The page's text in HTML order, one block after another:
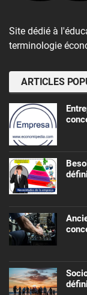
Site dédié à
terminologie
ARTICLES